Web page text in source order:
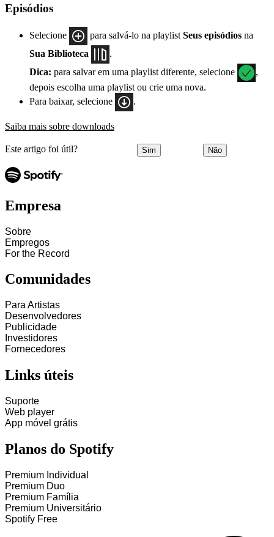
Episódios
Selecione para salvá-lo na playlist Seus episódios na
Sua Biblioteca
.
Dica: para salvar em uma playlist diferente, selecione
,
depois escolha uma playlist ou crie uma nova.
Para baixar, selecione
.
Saiba mais sobre downloads
Este artigo foi útil? Sim Não
Empresa
Sobre
Empregos
For the Record
Comunidades
Para Artistas
Desenvolvedores
Publicidade
Investidores
Fornecedores
Links úteis
Suporte
Web player
App móvel grátis
Planos do Spotify
Premium Individual
Premium Duo
Premium Família
Premium Universitário
Spotify Free